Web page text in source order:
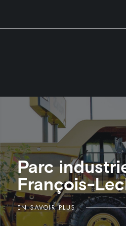
Parc
François-
EN SAVOIR PLUS